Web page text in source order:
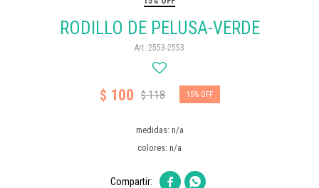
RODILLO DE PELUSA-VERDE
2553-2553
$ 100 $118 15
medidas: n/a
colores: n/a
 